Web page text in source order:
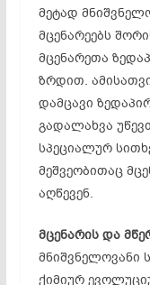
მეტად
მცენარეებს
მცენარეთა
ზრდით.
დამცავი
გადალახვა
სპეციალურ
მეშვეობითაც
აღწევენ.
მცენარის და
მნიშვნელოვანი
ქიმიურ